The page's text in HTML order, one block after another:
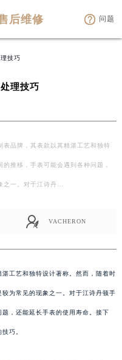
后维修 问题
技巧
理技巧
表品牌，其表款以其精湛工艺和独特
推移，手表可能会遇到各种问题，
之一。对于江诗丹…
VACHERON
工艺和独特设计著称。然而，随着时
为常见的现象之一。对于江诗丹顿手
，还能延长手表的使用寿命。接下
巧。